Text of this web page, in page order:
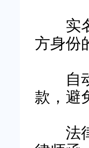
实名
方身份
自动
款，避
法律